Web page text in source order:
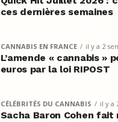
ces dernières semaines
CANNABIS EN FRANCE il y a 2
L’amende « cannabis »
euros par la loi RIPOST
CÉLÉBRITÉS DU CANNABIS il y a
Sacha Baron Cohen fait